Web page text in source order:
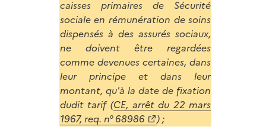
caisses primaires de Sécurité
sociale en rémunération de soins
dispensés à des assurés sociaux,
ne doivent être regardées
comme devenues certaines, dans
leur principe et dans leur
montant, qu'à la date de fixation
dudit tarif (CE, arrêt du 22 mars
1967, req. n° 68986
) ;